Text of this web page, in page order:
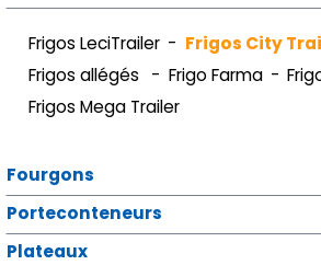
Frigos LeciTrailer
Frigos City
Frigos allégés
Frigo Farma
Frigos Mega Trailer
Fourgons
Porteconteneurs
Plateaux